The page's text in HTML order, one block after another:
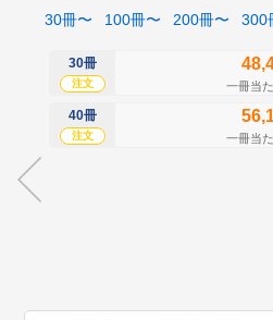
30冊〜 100冊〜 200冊〜 300
30冊
注文 一冊当
40冊
注文 一冊当